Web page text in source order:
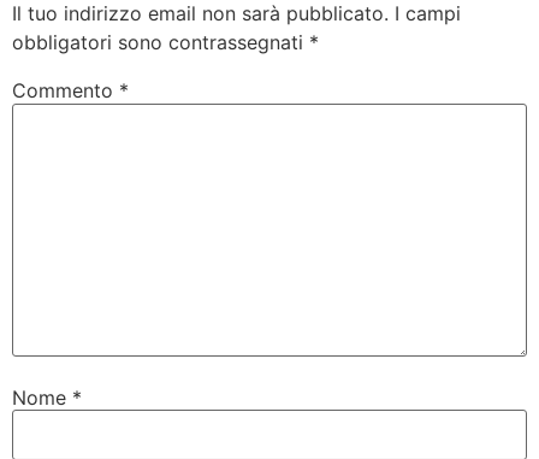
Il tuo indirizzo email non sarà pubblicato. I campi
obbligatori sono contrassegnati *
Commento *
Nome *